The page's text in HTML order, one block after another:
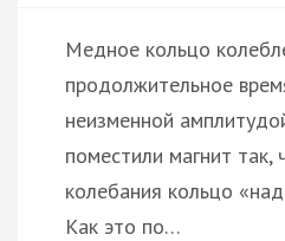
Медное кольцо
продолжительное
неизменной
поместили магнит так,
колебания кольцо
Как это по…